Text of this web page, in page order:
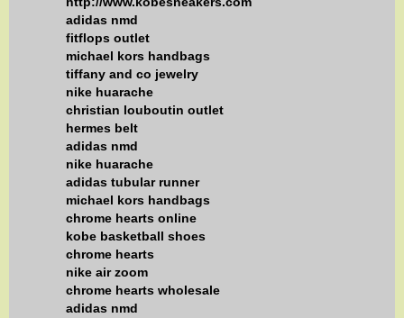
adidas nmd
fitflops outlet
michael kors handbags
tiffany and co jewelry
nike huarache
christian louboutin outlet
hermes belt
adidas nmd
nike huarache
adidas tubular runner
michael kors handbags
chrome hearts online
kobe basketball shoes
chrome hearts
nike air zoom
chrome hearts wholesale
adidas nmd